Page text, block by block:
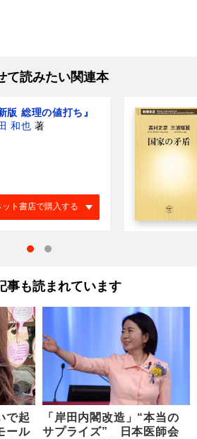
て読みたい関連本
版 総理の値打ち』
和也 著
ット書店で購入する
事も読まれています
で起
ール
「岸田内閣改造」“本当の
サプライズ” 日本医師会